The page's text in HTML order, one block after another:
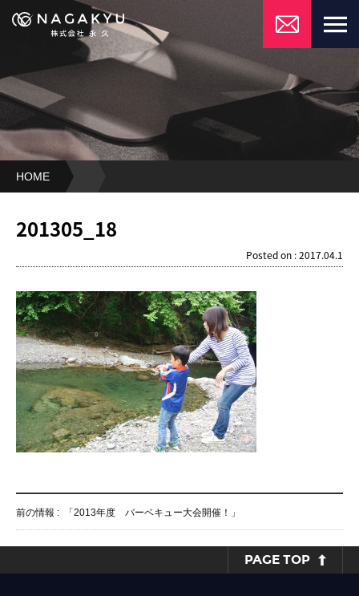
HOME
201305_18
Posted on : 2017.04.1
前の情報 : 「2013年度 バーベキュー大会開催！」
PAGE TOP